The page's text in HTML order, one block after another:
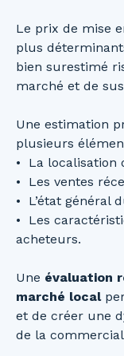
Le prix de mise
plus
bien surestimé
marché et de
Une estimation
plusieurs
La localisation
Les ventes
L’état général
Les
acheteurs.
Une évaluation
marché local
et de créer une
de la